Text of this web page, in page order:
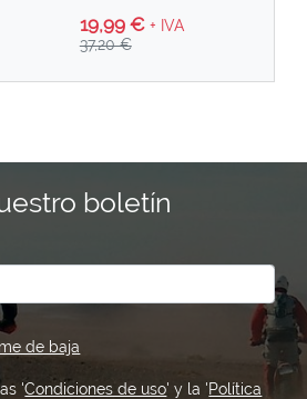
19,99 € + IVA
37,20 €
boletín
de baja
'Condiciones de uso' y la 'Política